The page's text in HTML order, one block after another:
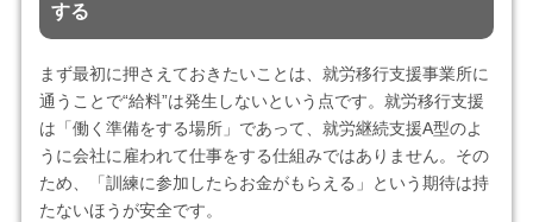
する
まず最初に押さえておきたいことは、就労移行支援事業所に
通うことで“給料”は発生しないという点です。就労移行支援
は「働く準備をする場所」であって、就労継続支援A型のよ
うに会社に雇われて仕事をする仕組みではありません。その
ため、「訓練に参加したらお金がもらえる」という期待は持
たないほうが安全です。